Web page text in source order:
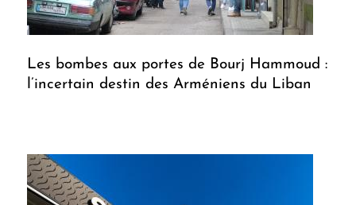
Les bombes aux portes de Bourj Hammoud :
l’incertain destin des Arméniens du Liban